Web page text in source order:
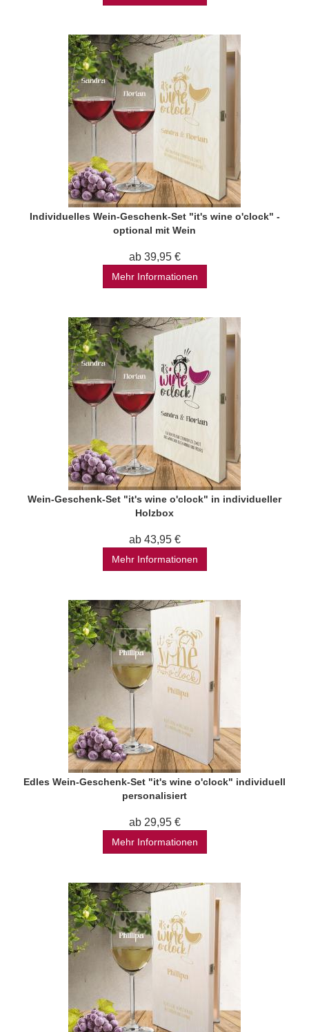
Individuelles Wein-Geschenk-Set "it's wine o'clock" -
optional mit Wein
ab 39,95 €
Mehr Informationen
Wein-Geschenk-Set "it's wine o'clock" in individueller
Holzbox
ab 43,95 €
Mehr Informationen
Edles Wein-Geschenk-Set "it's wine o'clock" individuell
personalisiert
ab 29,95 €
Mehr Informationen